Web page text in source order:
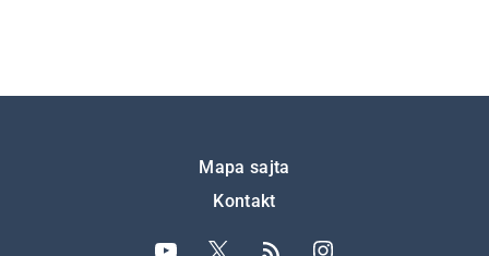
Mapa sajta
Kontakt